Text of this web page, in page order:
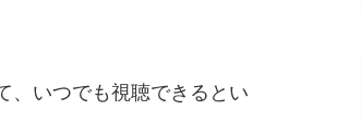
、いつでも視聴できるとい